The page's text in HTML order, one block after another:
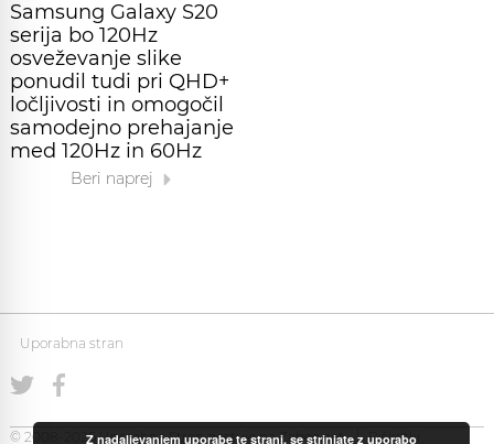
Samsung Galaxy S20
serija bo 120Hz
osveževanje slike
ponudil tudi pri QHD+
ločljivosti in omogočil
samodejno prehajanje
med 120Hz in 60Hz
Beri naprej
Uporabna stran
© 2008-2026 Uporabna Stran gostuje naZabec.net Piškotki
Z nadaljevanjem uporabe te strani, se strinjate z uporabo